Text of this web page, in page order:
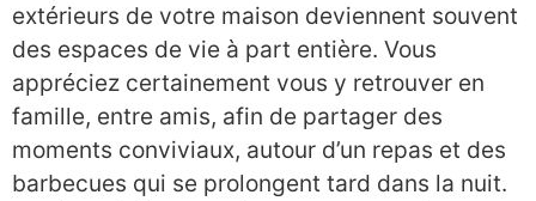
extérieurs de votre maison deviennent souvent
des espaces de vie à part entière. Vous
appréciez certainement vous y retrouver en
famille, entre amis, afin de partager des
moments conviviaux, autour d’un repas et des
barbecues qui se prolongent tard dans la nuit.